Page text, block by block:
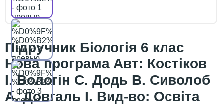
Підручник Біологія 6 клас
Нова програма Авт: Костіков
І. Вологін С. Додь В. Сиволоб
А. Довгаль І. Вид-во: Освіта